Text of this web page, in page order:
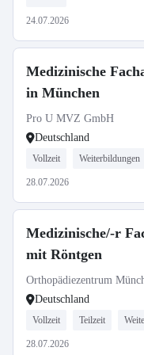
24.07.2026
Medizinische
in München
Pro U MVZ GmbH
Deutschland
Vollzeit Weiterbildungen
28.07.2026
Medizinische/-r
mit Röntgen
Orthopädiezentrum
Deutschland
Vollzeit Teilzeit
28.07.2026